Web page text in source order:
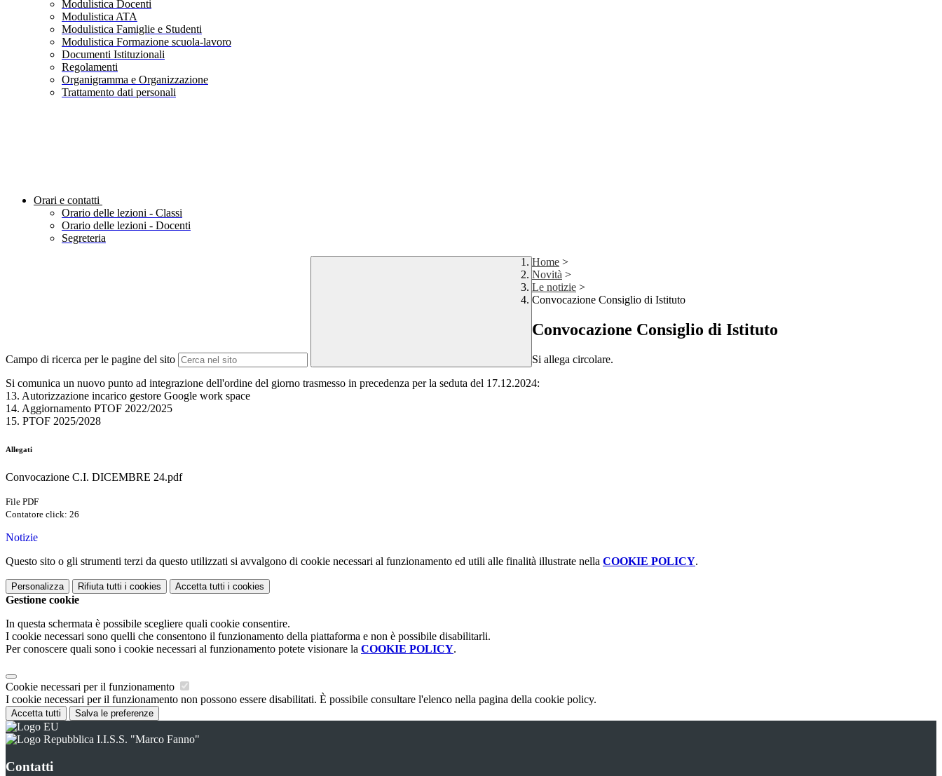
Modulistica Docenti
Modulistica ATA
Modulistica Famiglie e Studenti
Modulistica Formazione scuola-lavoro
Documenti Istituzionali
Regolamenti
Organigramma e Organizzazione
Trattamento dati personali
Orari e contatti
Orario delle lezioni - Classi
Orario delle lezioni - Docenti
Segreteria
Campo di ricerca per le pagine del sito
Home >
Novità >
Le notizie >
Convocazione Consiglio di Istituto
Convocazione Consiglio di Istituto
Si allega circolare.
Si comunica un nuovo punto ad integrazione dell'ordine del giorno trasmesso in precedenza per la seduta del 17.12.2024:
13. Autorizzazione incarico gestore Google work space
14. Aggiornamento PTOF 2022/2025
15. PTOF 2025/2028
Allegati
Convocazione C.I. DICEMBRE 24.pdf
File PDF
Contatore click: 26
Notizie
Questo sito o gli strumenti terzi da questo utilizzati si avvalgono di cookie necessari al funzionamento ed utili alle finalità illustrate nella COOKIE POLICY.
Personalizza Rifiuta tutti i cookies Accetta tutti i cookies
Gestione cookie
In questa schermata è possibile scegliere quali cookie consentire.
I cookie necessari sono quelli che consentono il funzionamento della piattaforma e non è possibile disabilitarli.
Per conoscere quali sono i cookie necessari al funzionamento potete visionare la COOKIE POLICY.
Cookie necessari per il funzionamento
I cookie necessari per il funzionamento non possono essere disabilitati. È possibile consultare l'elenco nella pagina della cookie policy.
Accetta tutti Salva le preferenze
I.I.S.S. "Marco Fanno"
Contatti